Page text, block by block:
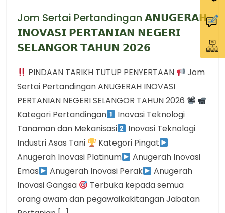
Jom Sertai Pertandingan 𝗔𝗡𝗨𝗚𝗘𝗥𝗔𝗛
𝗜𝗡𝗢𝗩𝗔𝗦𝗜 𝗣𝗘𝗥𝗧𝗔𝗡𝗜𝗔𝗡 𝗡𝗘𝗚𝗘𝗥𝗜
𝗦𝗘𝗟𝗔𝗡𝗚𝗢𝗥 𝗧𝗔𝗛𝗨𝗡 𝟮𝟬𝟮𝟲
PINDAAN TARIKH TUTUP PENYERTAAN
Jom
Sertai Pertandingan ANUGERAH INOVASI
PERTANIAN NEGERI SELANGOR TAHUN 2026
Kategori Pertandingan
Inovasi Teknologi
Tanaman dan Mekanisasi
Inovasi Teknologi
Industri Asas Tani
Kategori Pingat
Anugerah Inovasi Platinum
Anugerah Inovasi
Emas
Anugerah Inovasi Perak
Anugerah
Inovasi Gangsa
Terbuka kepada semua
orang awam dan pegawaikakitangan Jabatan